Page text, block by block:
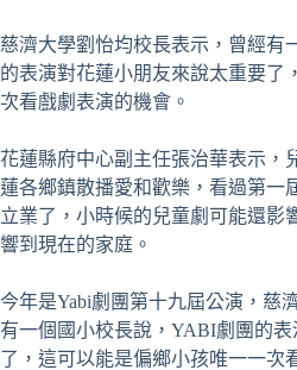
慈濟大學劉怡均校長表示，曾經有
的表演對花蓮小朋友來說太重要了
次看戲劇表演的機會。
花蓮縣府中心副主任張治華表示，
蓮各鄉鎮散播愛和歡樂，看過第一
立業了，小時候的兒童劇可能還影
響到現在的家庭。
今年是Yabi劇團第十九屆公演，慈
有一個國小校長說，YABI劇團的
了，這可以能是偏鄉小孩唯一一次